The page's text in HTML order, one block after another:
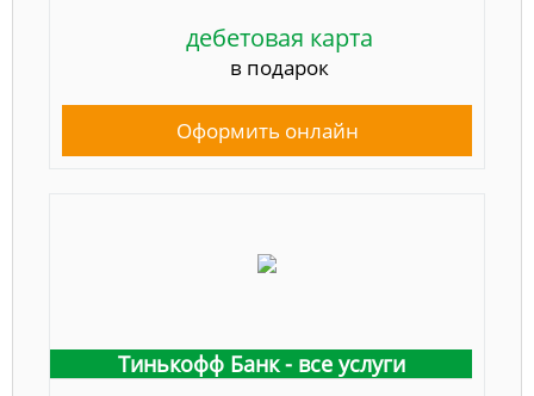
дебетовая карта
в подарок
Оформить онлайн
Тинькофф Банк - все услуги